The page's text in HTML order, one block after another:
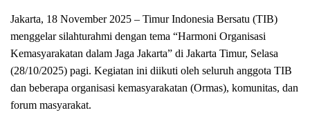
Jakarta, 18 November 2025 – Timur Indonesia Bersatu (TIB)
menggelar silahturahmi dengan tema “Harmoni Organisasi
Kemasyarakatan dalam Jaga Jakarta” di Jakarta Timur, Selasa
(28/10/2025) pagi. Kegiatan ini diikuti oleh seluruh anggota TIB
dan beberapa organisasi kemasyarakatan (Ormas), komunitas, dan
forum masyarakat.